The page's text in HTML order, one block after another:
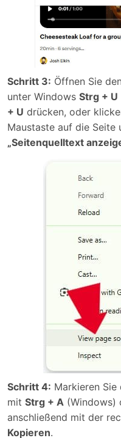
Schritt 3: Öffnen Sie
unter Windows Strg + U
+ U drücken, oder
Maustaste auf die Seite
„Seitenquelltext
Schritt 4: Markieren
mit Strg + A (Windows)
anschließend mit der
Kopieren.